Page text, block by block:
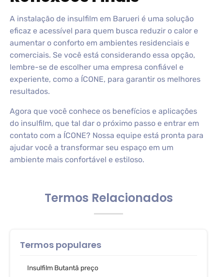
A instalação de insulfilm em Barueri é uma solução
eficaz e acessível para quem busca reduzir o calor e
aumentar o conforto em ambientes residenciais e
comerciais. Se você está considerando essa opção,
lembre-se de escolher uma empresa confiável e
experiente, como a ÍCONE, para garantir os melhores
resultados.
Agora que você conhece os benefícios e aplicações
do insulfilm, que tal dar o próximo passo e entrar em
contato com a ÍCONE? Nossa equipe está pronta para
ajudar você a transformar seu espaço em um
ambiente mais confortável e estiloso.
Termos Relacionados
Termos populares
Insulfilm Butantã preço